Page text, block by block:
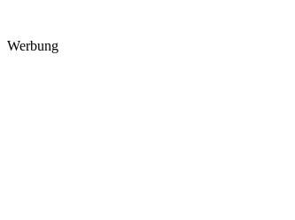
Werbung